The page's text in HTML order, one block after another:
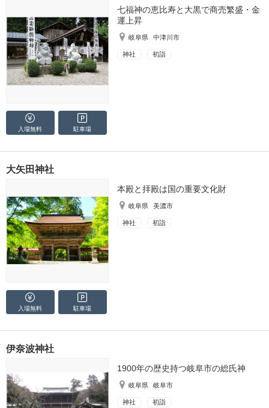
七福神の恵比寿と大黒で商売繁盛・金
運上昇
岐阜県 中津川市
神社 初詣
入場無料 駐車場
大矢田神社
本殿と拝殿は国の重要文化財
岐阜県 美濃市
神社 初詣
入場無料 駐車場
伊奈波神社
1900年の歴史持つ岐阜市の総氏神
岐阜県 岐阜市
神社 初詣